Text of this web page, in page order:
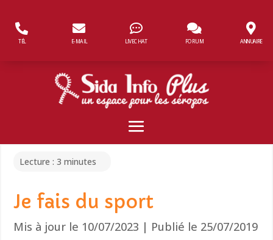
TÉL E-MAIL LIVECHAT FORUM ANNUAIRE
Lecture : 3 minutes
Je fais du sport
Mis à jour le 10/07/2023 | Publié le 25/07/2019